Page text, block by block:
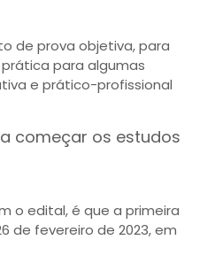
de prova objetiva, para
para algumas
e prático-profissional
começar os estudos
o edital, é que a primeira
de fevereiro de 2023, em